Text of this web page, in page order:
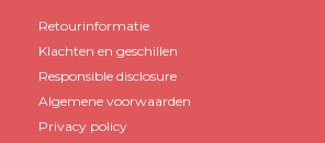
Retourinformatie
Klachten en geschillen
Responsible disclosure
Algemene voorwaarden
Privacy policy